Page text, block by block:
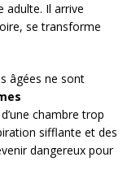
adulte. Il arrive
se transforme
âgées ne sont
chambre trop
sifflante et des
dangereux pour